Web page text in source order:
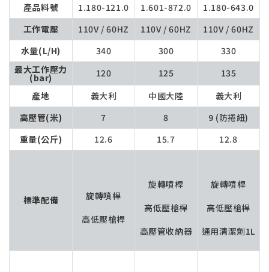
產品料號
1.180-121.0 1.601-872.0
1.180-643.0
工作電壓
110V / 60HZ 110V / 60HZ
110V / 60HZ
水量(L/H)
340 300
330
最大工作壓力
(bar) 120 125
135
產地
義大利 中國大陸
義大利
高壓管(米)
7 8
9 (防捲紐)
重量(公斤)
12.6 15.7 12.8
標準配備
旋轉噴桿
高低壓槍桿
旋轉噴桿
高低壓槍桿
高壓管收納器
旋轉噴桿
高低壓槍桿
通用清潔劑1L